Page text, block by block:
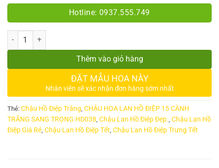
Hotline: 0937.555.749
Số lượng
Thêm vào giỏ hàng
ĐẶT MẪU HOA NÀY
Nhân viên sẽ xác nhận đơn hàng sớm nhất
Thẻ: Chậu Hồ Điệp Trắng CHẬU HOA LAN HỒ ĐIỆP 15 CÀNH
TRẮNG SANG TRỌNG HD038 Chậu Lan Hồ Điệp Đẹp. Chậu Lan Hồ
Điệp Giá Rẻ Chậu Lan Hồ Điệp Tết Chậu Lan Hồ Điệp Trưng Tết